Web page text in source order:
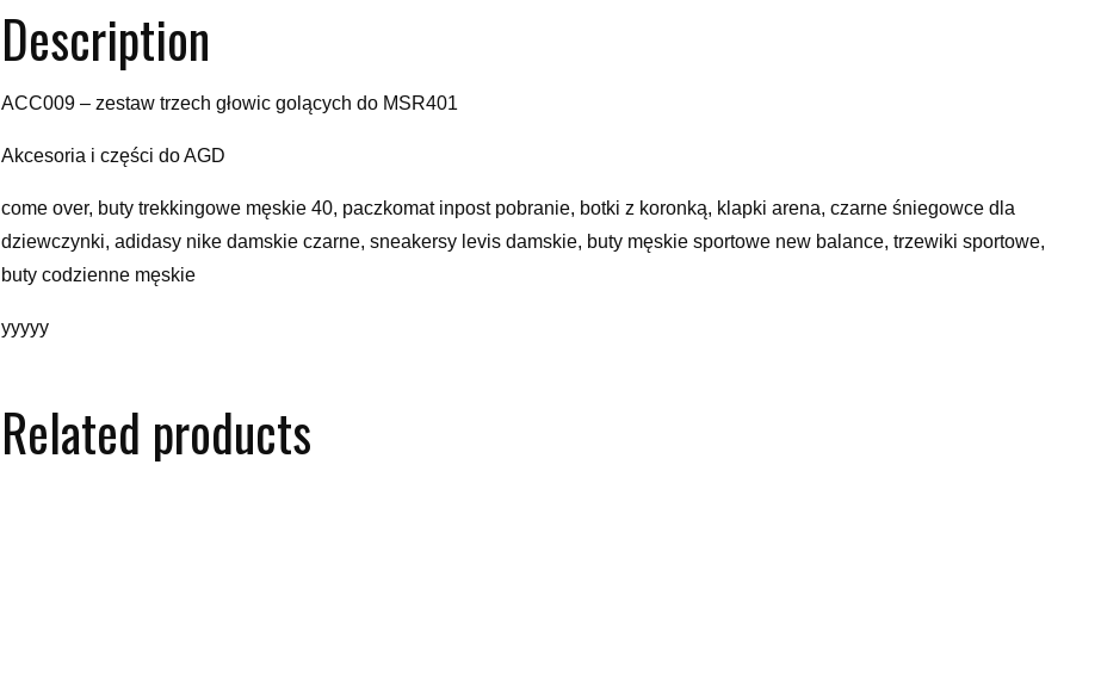
Description
ACC009 – zestaw trzech głowic golących do MSR401
Akcesoria i części do AGD
come over, buty trekkingowe męskie 40, paczkomat inpost pobranie, botki z koronką, klapki arena, czarne śniegowce dla
dziewczynki, adidasy nike damskie czarne, sneakersy levis damskie, buty męskie sportowe new balance, trzewiki sportowe,
buty codzienne męskie
yyyyy
Related products